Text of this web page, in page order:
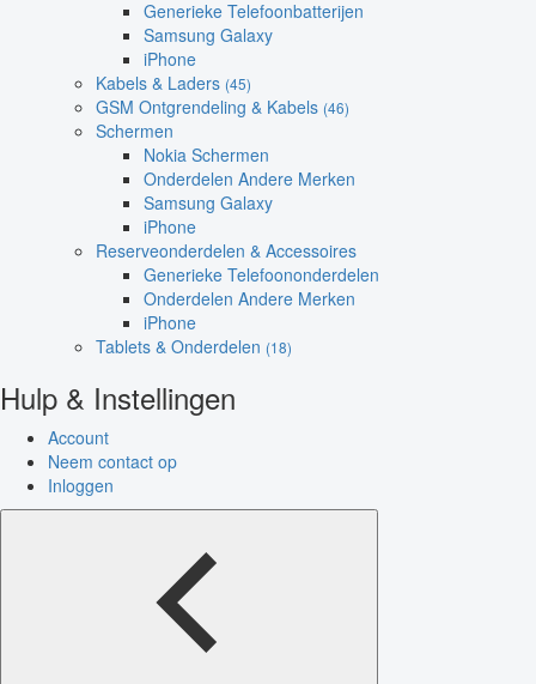
Generieke Telefoonbatterijen
Samsung Galaxy
iPhone
Kabels & Laders (45)
GSM Ontgrendeling & Kabels (46)
Schermen
Nokia Schermen
Onderdelen Andere Merken
Samsung Galaxy
iPhone
Reserveonderdelen & Accessoires
Generieke Telefoononderdelen
Onderdelen Andere Merken
iPhone
Tablets & Onderdelen (18)
Hulp & Instellingen
Account
Neem contact op
Inloggen